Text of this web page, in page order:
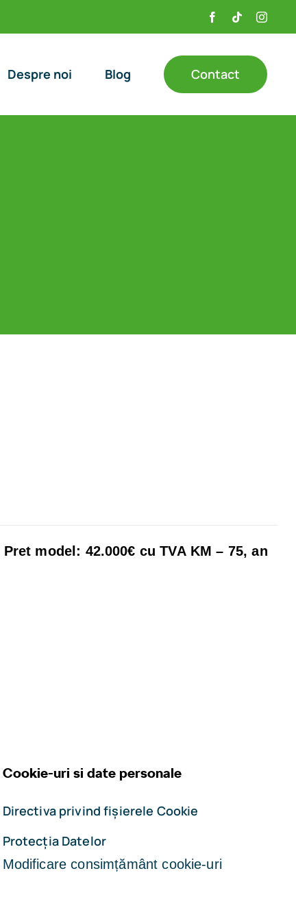
Facebook
Tiktok
Despre noi Blog Contact
Pret model: 42.000€ cu TVA KM – 75, an
Cookie-uri si date personale
Directiva privind fișierele Cookie
Protecția Datelor
Modificare consimțământ cookie-uri